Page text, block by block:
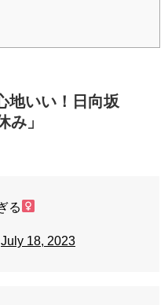
地いい！日向坂
み」
る‍
July 18, 2023